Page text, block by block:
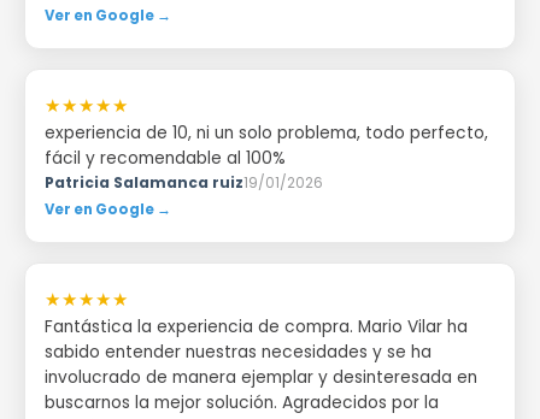
Ver en Google →
★★★★★
experiencia de 10, ni un solo problema, todo perfecto,
fácil y recomendable al 100%
Patricia Salamanca ruiz19/01/2026
Ver en Google →
★★★★★
Fantástica la experiencia de compra. Mario Vilar ha
sabido entender nuestras necesidades y se ha
involucrado de manera ejemplar y desinteresada en
buscarnos la mejor solución. Agradecidos por la